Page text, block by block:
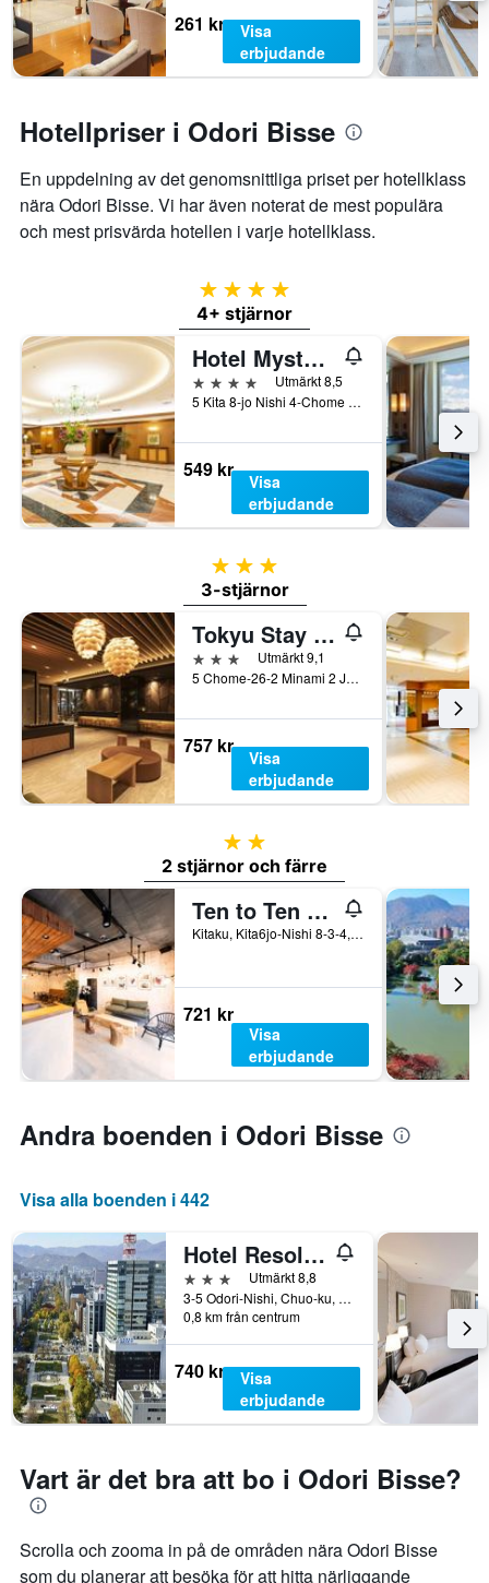
261 kr
Visa
erbjudande
Hotellpriser i Odori Bisse
En uppdelning av det genomsnittliga priset per hotellklass
nära Odori Bisse. Vi har även noterat de mest populära
och mest prisvärda hotellen i varje hotellklass.
4 stjärnor
4+ stjärnor
Hotel Mystays Sapporo Aspen
4 stjärnor
Utmärkt 8,5
5 Kita 8-jo Nishi 4-Chome Kita-ku, Sapporo, Japan
549 kr
Visa
erbjudande
3 stjärnor
3-stjärnor
Tokyu Stay Sapporo Odori
3 stjärnorUtmärkt 9,1
5 Chome-26-2 Minami 2 Jonishi, Chuo, Sapporo, Japan
757 kr
Visa
erbjudande
2 stjärnor
2 stjärnor och färre
Ten to Ten Hostel
Kitaku, Kita6jo-Nishi 8-3-4, Sapporo, Japan
721 kr
Visa
erbjudande
Andra boenden i Odori Bisse
Visa alla boenden i 442
Hotel Resol Trinity Sapporo
3 stjärnorUtmärkt 8,8
3-5 Odori-Nishi, Chuo-ku, Sapporo, Japan
0,8 km från centrum
740 kr
Visa
erbjudande
Vart är det bra att bo i Odori Bisse?
Scrolla och zooma in på de områden nära Odori Bisse
som du planerar att besöka för att hitta närliggande